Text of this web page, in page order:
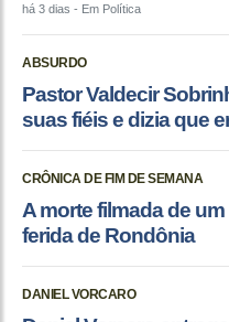
há 3 dias - Em Política
ABSURDO
Pastor Valdecir
suas fiéis e dizia que
CRÔNICA DE FIM DE SEMANA
A morte filmada de
ferida de Rondônia
DANIEL VORCARO